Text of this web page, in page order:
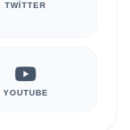
TWITTER
YOUTUBE